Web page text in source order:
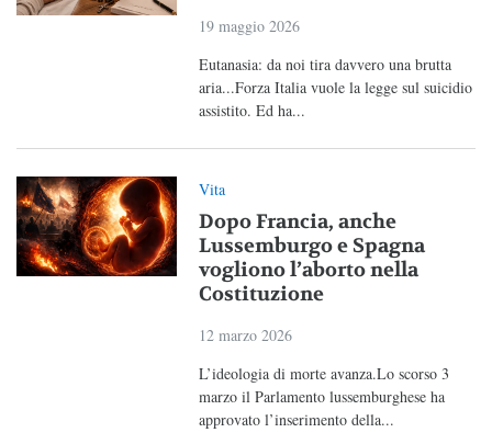
19 maggio 2026
Eutanasia: da noi tira davvero una brutta
aria...Forza Italia vuole la legge sul suicidio
assistito. Ed ha...
Vita
Dopo Francia, anche
Lussemburgo e Spagna
vogliono l’aborto nella
Costituzione
12 marzo 2026
L’ideologia di morte avanza.Lo scorso 3
marzo il Parlamento lussemburghese ha
approvato l’inserimento della...